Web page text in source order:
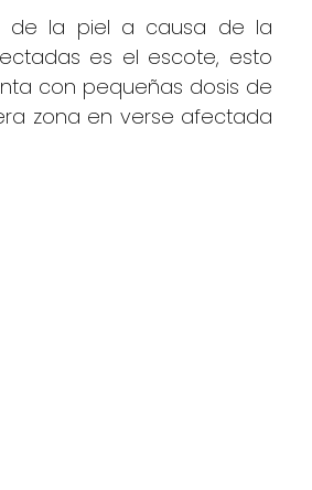
de la piel a causa de la
es el escote, esto
con pequeñas dosis de
zona en verse afectada